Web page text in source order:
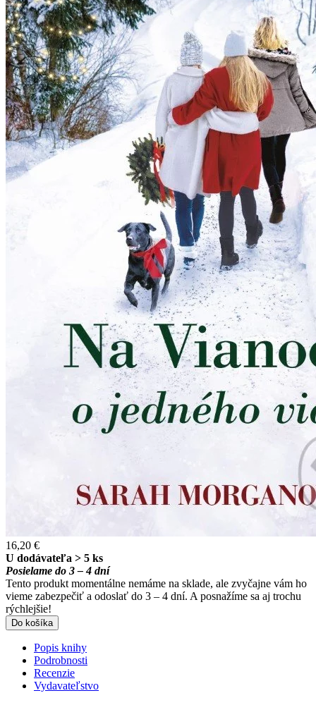
16,20 €
U dodávateľa > 5 ks
Posielame do 3 – 4 dní
Tento produkt momentálne nemáme na sklade, ale zvyčajne vám ho
vieme zabezpečiť a odoslať do 3 – 4 dní. A posnažíme sa aj trochu
rýchlejšie!
Do košíka
Popis knihy
Podrobnosti
Recenzie
Vydavateľstvo